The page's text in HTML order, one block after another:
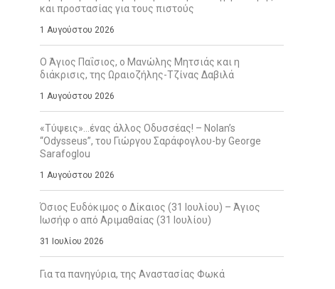
και προστασίας για τους πιστούς
1 Αυγούστου 2026
Ο Άγιος Παΐσιος, ο Μανώλης Μητσιάς και η
διάκρισις, της Ωραιοζήλης-Τζίνας Δαβιλά
1 Αυγούστου 2026
«Τύψεις»…ένας άλλος Οδυσσέας! – Nolan’s
“Odysseus”, του Γιώργου Σαράφογλου-by George
Sarafoglou
1 Αυγούστου 2026
Όσιος Ευδόκιμος ο Δίκαιος (31 Ιουλίου) – Άγιος
Ιωσήφ ο από Αριμαθαίας (31 Ιουλίου)
31 Ιουλίου 2026
Για τα πανηγύρια, της Αναστασίας Φωκά